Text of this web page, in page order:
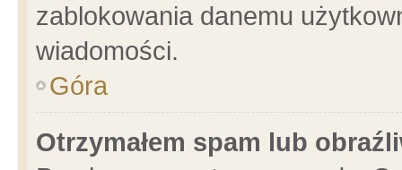
zablokowania danemu
wiadomości.
Góra
Otrzymałem spam lub